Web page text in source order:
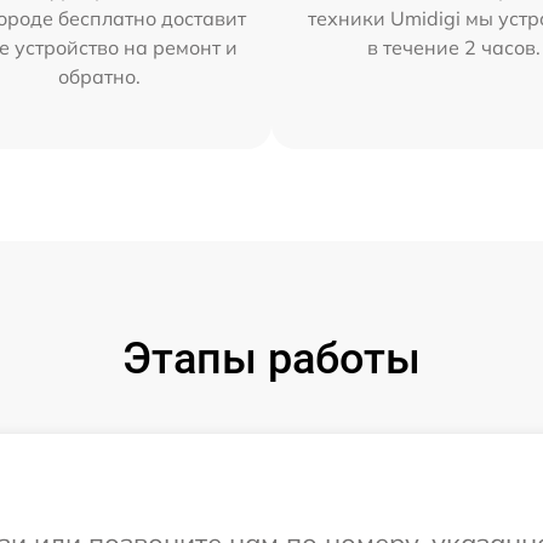
бесплатно доставит
устройство на ремонт и
обратно.
техники Umidigi мы
в течение 2 часов.
Этапы работы